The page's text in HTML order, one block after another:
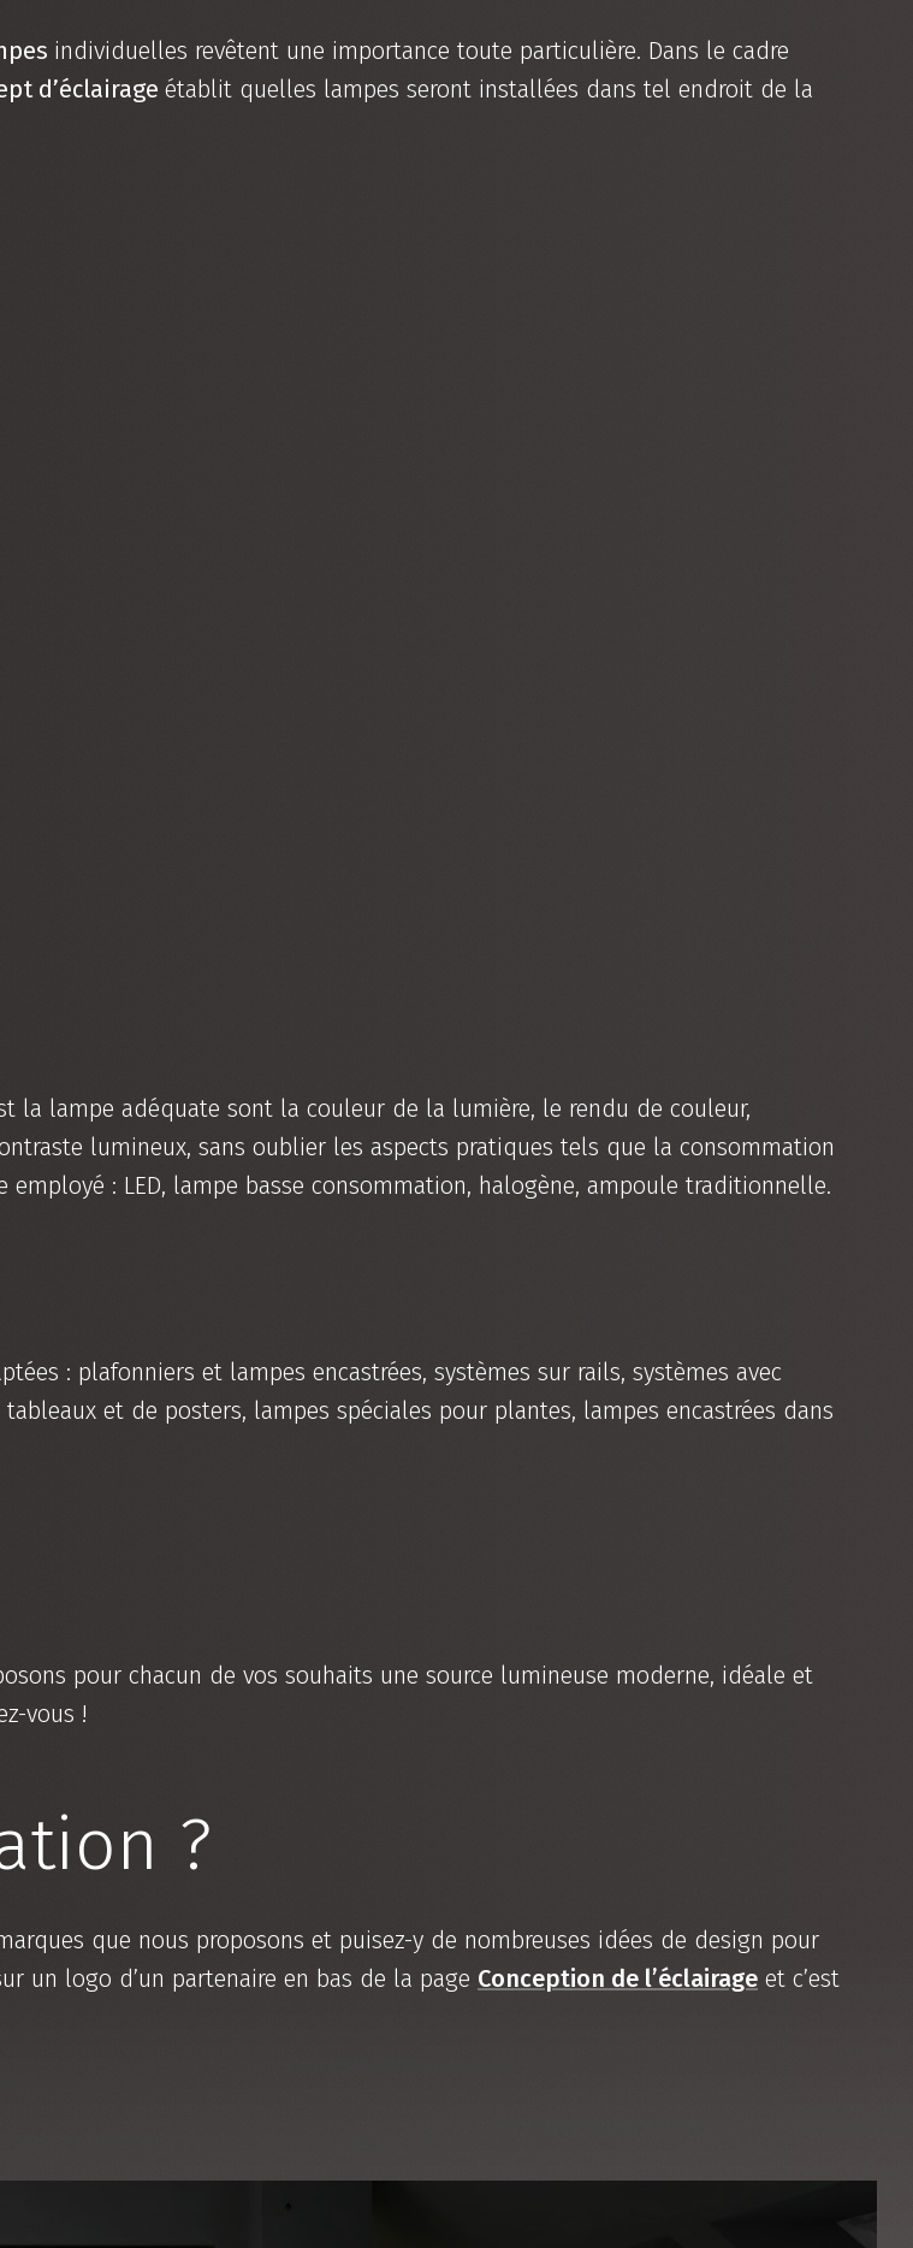
individuelles revêtent une importance toute particulière. Dans le cadre
d’éclairage établit quelles lampes seront installées dans tel endroit de la
la lampe adéquate sont la couleur de la lumière, le rendu de couleur,
lumineux, sans oublier les aspects pratiques tels que la consommation
: LED, lampe basse consommation, halogène, ampoule traditionnelle.
: plafonniers et lampes encastrées, systèmes sur rails, systèmes avec
et de posters, lampes spéciales pour plantes, lampes encastrées dans
pour chacun de vos souhaits une source lumineuse moderne, idéale et
vous !
?
que nous proposons et puisez-y de nombreuses idées de design pour
un logo d’un partenaire en bas de la page Conception de l’éclairage et c’est